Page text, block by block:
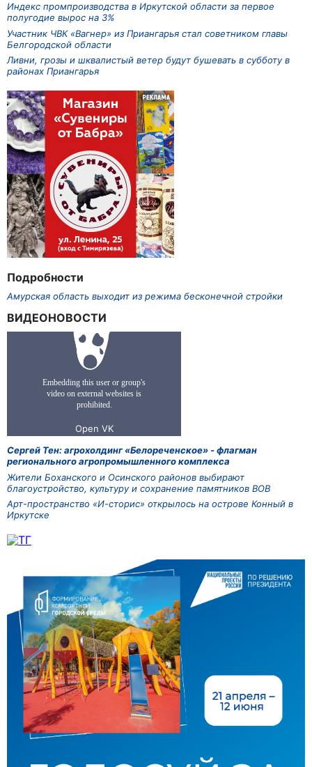
Индекс промпроизводства в Иркутской области за первое
полугодие вырос на 3%
Участник ЧВК «Вагнер» из Приангарья стал советником главы
Белгородской области
Ливни, грозы и шквалистый ветер будут бушевать в субботу в
районах Приангарья
Подробности
Амурская область выходит из режима бесконечной стройки
ВИДЕОНОВОСТИ
Сергей Тен: агрохолдинг «Белореченское» - флагман
регионального агропромышленного комплекса
Жители Боханского и Осинского районов выбирают
благоустройство, культуру и сохранение памятников ВОВ
Арт-пространство «И-сторис» открылось на острове Конный в
Иркутске